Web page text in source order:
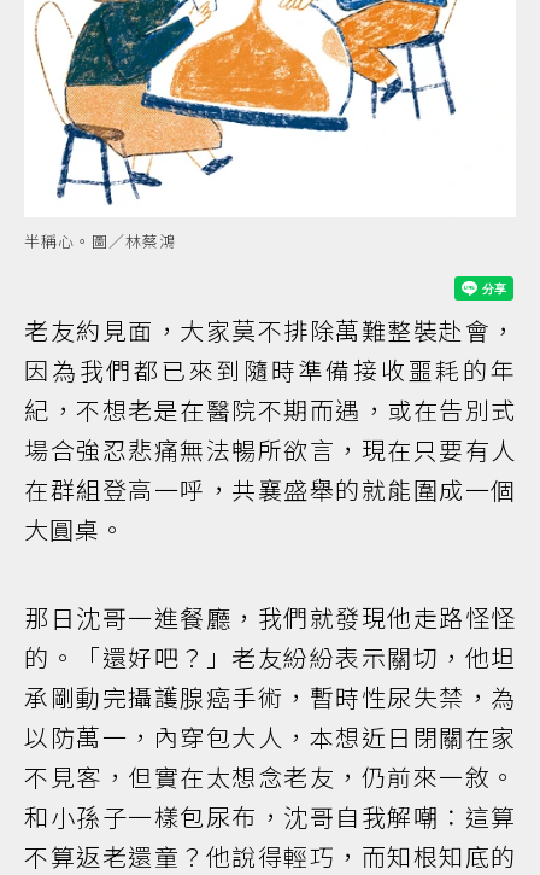
半稱心。圖／林蔡鴻
老友約見面，大家莫不排除萬難整裝赴會，
因為我們都已來到隨時準備接收噩耗的年
紀，不想老是在醫院不期而遇，或在告別式
場合強忍悲痛無法暢所欲言，現在只要有人
在群組登高一呼，共襄盛舉的就能圍成一個
大圓桌。
那日沈哥一進餐廳，我們就發現他走路怪怪
的。「還好吧？」老友紛紛表示關切，他坦
承剛動完攝護腺癌手術，暫時性尿失禁，為
以防萬一，內穿包大人，本想近日閉關在家
不見客，但實在太想念老友，仍前來一敘。
和小孫子一樣包尿布，沈哥自我解嘲：這算
不算返老還童？他說得輕巧，而知根知底的